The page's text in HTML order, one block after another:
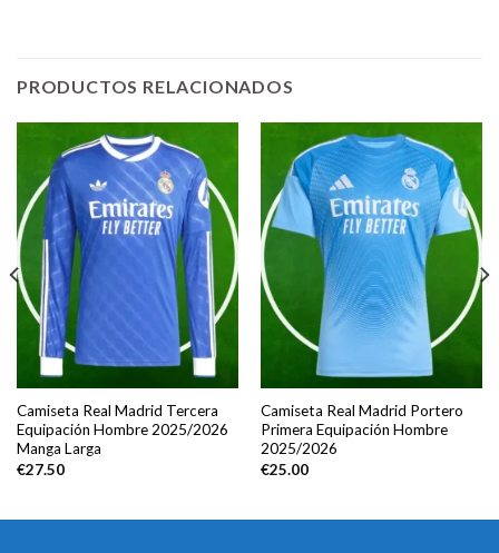
PRODUCTOS RELACIONADOS
Camiseta Real Madrid Tercera
Equipación Hombre 2025/2026
Manga Larga
€27.50
Camiseta Real Madrid Portero
Primera Equipación Hombre
2025/2026
€25.00